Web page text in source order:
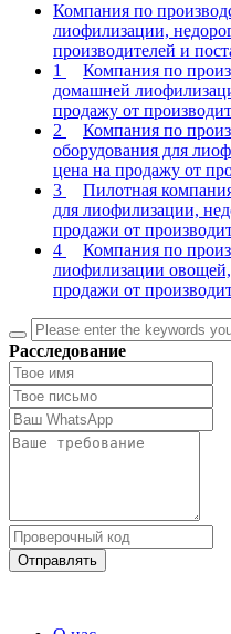
Компания по
лиофилизации,
производителей и
1
Компания по
домашней
продажу от
2
Компания по
оборудования для
цена на продажу от
3
Пилотная
для лиофилизации,
продажи от
4
Компания по
лиофилизации овощей,
продажи от
Расследование
Отправлять